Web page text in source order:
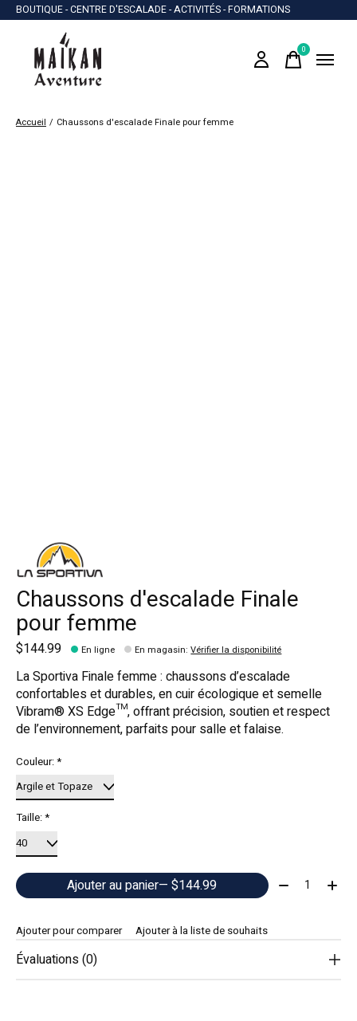
BOUTIQUE - CENTRE D'ESCALADE - ACTIVITÉS - FORMATIONS
0items
Accueil / Chaussons d'escalade Finale pour femme
Chaussons d'escalade Finale
pour femme
$144.99 En ligne En magasin:Vérifier la disponibilité
La Sportiva Finale femme : chaussons d’escalade
confortables et durables, en cuir écologique et semelle
Vibram® XS Edge™, offrant précision, soutien et respect
de l’environnement, parfaits pour salle et falaise.
Couleur:*
Taille:*
Ajouter au panier — $144.99 Quantité:
Ajouter pour comparer Ajouter à la liste de souhaits
Évaluations (0)